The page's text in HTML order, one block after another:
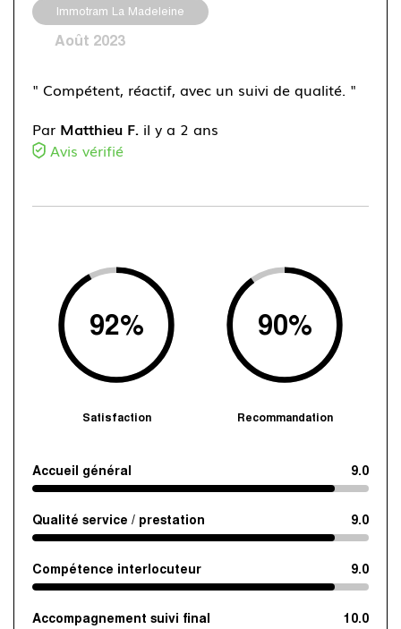
Immotram La Madeleine
Août 2023
" Compétent, réactif, avec un suivi de qualité. "
Par Matthieu F. il y a 2 ans
Avis vérifié
92%
Satisfaction
90%
Recommandation
Accueil général 9.0
Qualité service / prestation 9.0
Compétence interlocuteur 9.0
Accompagnement suivi final 10.0